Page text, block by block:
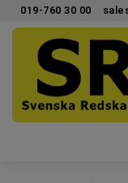
019-760 30 00